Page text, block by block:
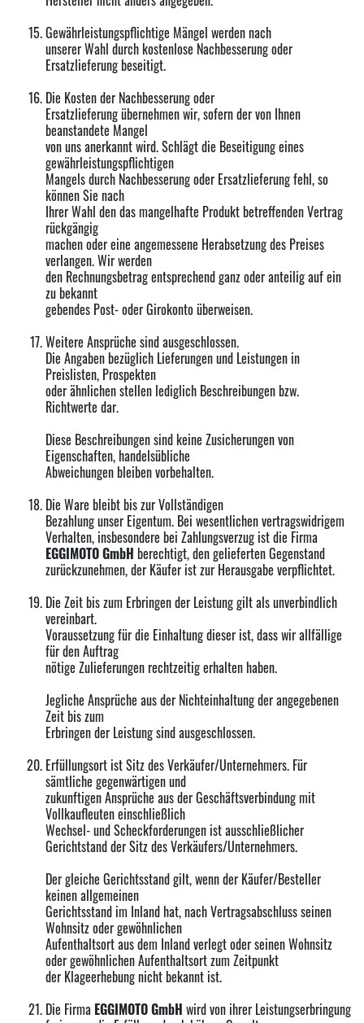
Gewährleistungspflichtige Mängel werden nach
unserer Wahl durch kostenlose Nachbesserung oder
Ersatzlieferung beseitigt.
Die Kosten der Nachbesserung oder
Ersatzlieferung übernehmen wir, sofern der von Ihnen
beanstandete Mangel
von uns anerkannt wird. Schlägt die Beseitigung eines
gewährleistungspflichtigen
Mangels durch Nachbesserung oder Ersatzlieferung fehl, so
können Sie nach
Ihrer Wahl den das mangelhafte Produkt betreffenden Vertrag
rückgängig
machen oder eine angemessene Herabsetzung des Preises
verlangen. Wir werden
den Rechnungsbetrag entsprechend ganz oder anteilig auf ein
zu bekannt
gebendes Post- oder Girokonto überweisen.
Weitere Ansprüche sind ausgeschlossen.
Die Angaben bezüglich Lieferungen und Leistungen in
Preislisten, Prospekten
oder ähnlichen stellen lediglich Beschreibungen bzw.
Richtwerte dar.
Diese Beschreibungen sind keine Zusicherungen von
Eigenschaften, handelsübliche
Abweichungen bleiben vorbehalten.
Die Ware bleibt bis zur Vollständigen
Bezahlung unser Eigentum. Bei wesentlichen vertragswidrigem
Verhalten, insbesondere bei Zahlungsverzug ist die Firma
EGGIMOTOGmbH berechtigt, den gelieferten Gegenstand
zurückzunehmen, der Käufer ist zur Herausgabe verpflichtet.
Die Zeit bis zum Erbringen der Leistung gilt als unverbindlich
vereinbart.
Voraussetzung für die Einhaltung dieser ist, dass wir allfällige
für den Auftrag
nötige Zulieferungen rechtzeitig erhalten haben.
Jegliche Ansprüche aus der Nichteinhaltung der angegebenen
Zeit bis zum
Erbringen der Leistung sind ausgeschlossen.
Erfüllungsort ist Sitz des Verkäufer/Unternehmers. Für
sämtliche gegenwärtigen und
zukunftigen Ansprüche aus der Geschäftsverbindung mit
Vollkaufleuten einschließlich
Wechsel- und Scheckforderungen ist ausschließlicher
Gerichtstand der Sitz des Verkäufers/Unternehmers.
Der gleiche Gerichtsstand gilt, wenn der Käufer/Besteller
keinen allgemeinen
Gerichtsstand im Inland hat, nach Vertragsabschluss seinen
Wohnsitz oder gewöhnlichen
Aufenthaltsort aus dem Inland verlegt oder seinen Wohnsitz
oder gewöhnlichen Aufenthaltsort zum Zeitpunkt
der Klageerhebung nicht bekannt ist.
Die Firma EGGIMOTO GmbH wird von ihrer Leistungserbringung